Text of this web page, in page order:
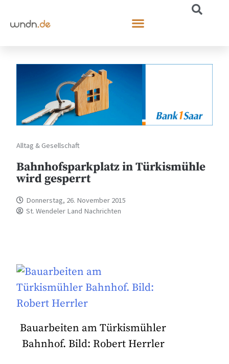
Alltag & Gesellschaft
Bahnhofsparkplatz in Türkismühle
wird gesperrt
Donnerstag, 26. November 2015
St. Wendeler Land Nachrichten
Bauarbeiten am Türkismühler
Bahnhof. Bild: Robert Herrler